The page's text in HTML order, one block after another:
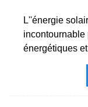
L''énergie
incontournable
énergétiques